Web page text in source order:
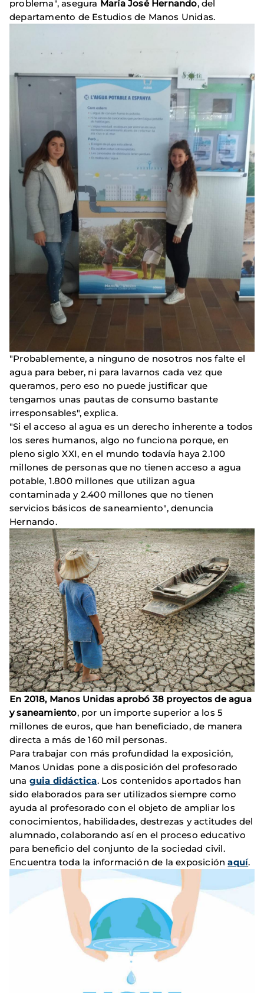
problema", asegura María José Hernando, del
departamento de Estudios de Manos Unidas.
"Probablemente, a ninguno de nosotros nos falte el
agua para beber, ni para lavarnos cada vez que
queramos, pero eso no puede justificar que
tengamos unas pautas de consumo bastante
irresponsables", explica.
"Si el acceso al agua es un derecho inherente a todos
los seres humanos, algo no funciona porque, en
pleno siglo XXI, en el mundo todavía haya 2.100
millones de personas que no tienen acceso a agua
potable, 1.800 millones que utilizan agua
contaminada y 2.400 millones que no tienen
servicios básicos de saneamiento", denuncia
Hernando.
En 2018, Manos Unidas aprobó 38 proyectos de agua
y saneamiento, por un importe superior a los 5
millones de euros, que han beneficiado, de manera
directa a más de 160 mil personas.
Para trabajar con más profundidad la exposición,
Manos Unidas pone a disposición del profesorado
una guia didáctica. Los contenidos aportados han
sido elaborados para ser utilizados siempre como
ayuda al profesorado con el objeto de ampliar los
conocimientos, habilidades, destrezas y actitudes del
alumnado, colaborando así en el proceso educativo
para beneficio del conjunto de la sociedad civil.
Encuentra toda la información de la exposiciónaquí.